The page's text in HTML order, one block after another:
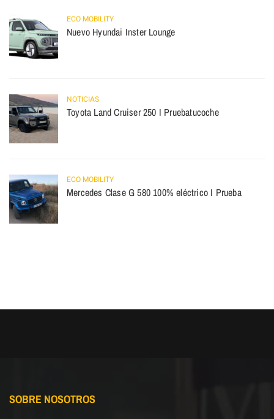
ECO MOBILITY
Nuevo Hyundai Inster Lounge
NOTICIAS
Toyota Land Cruiser 250 I Pruebatucoche
ECO MOBILITY
Mercedes Clase G 580 100% eléctrico I Prueba
SOBRE NOSOTROS